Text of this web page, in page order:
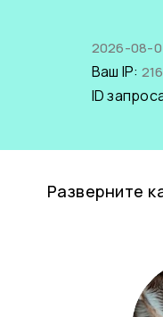
2026-08-
Ваш IP:
ID
Разверните